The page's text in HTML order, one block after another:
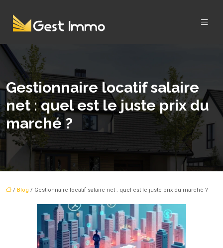
Gestionnaire locatif salaire
net : quel est le juste prix du
marché ?
/ Blog / Gestionnaire locatif salaire net : quel est le juste prix du marché ?